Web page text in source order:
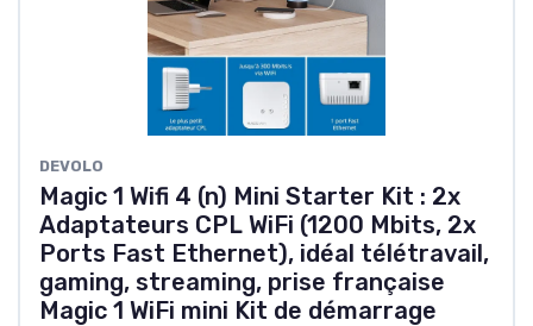
DEVOLO
Magic 1 Wifi 4 (n) Mini Starter Kit : 2x
Adaptateurs CPL WiFi (1200 Mbits, 2x
Ports Fast Ethernet), idéal télétravail,
gaming, streaming, prise française
Magic 1 WiFi mini Kit de démarrage